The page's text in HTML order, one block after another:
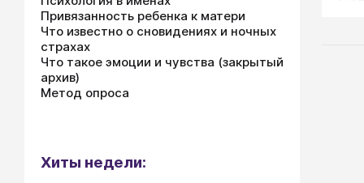
Привязанность ребенка к матери
Что известно о сновидениях и ночных
страхах
Что такое эмоции и чувства (закрытый
архив)
Метод опроса
Хиты недели: